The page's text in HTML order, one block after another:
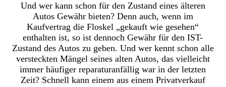
Und wer kann schon für den Zustand eines älteren
Autos Gewähr bieten? Denn auch, wenn im
Kaufvertrag die Floskel „gekauft wie gesehen“
enthalten ist, so ist dennoch Gewähr für den IST-
Zustand des Autos zu geben. Und wer kennt schon alle
versteckten Mängel seines alten Autos, das vielleicht
immer häufiger reparaturanfällig war in der letzten
Zeit? Schnell kann einem aus einem Privatverkauf